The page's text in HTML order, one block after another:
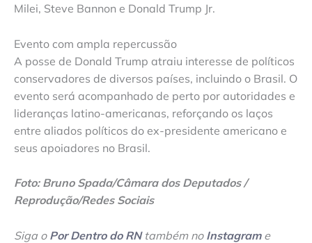
Milei, Steve Bannon e Donald Trump Jr.
Evento com ampla repercussão
A posse de Donald Trump atraiu interesse de políticos
conservadores de diversos países, incluindo o Brasil. O
evento será acompanhado de perto por autoridades e
lideranças latino-americanas, reforçando os laços
entre aliados políticos do ex-presidente americano e
seus apoiadores no Brasil.
Foto: Bruno Spada/Câmara dos Deputados /
Reprodução/Redes Sociais
Siga o Por Dentro do RNtambém no Instagrame